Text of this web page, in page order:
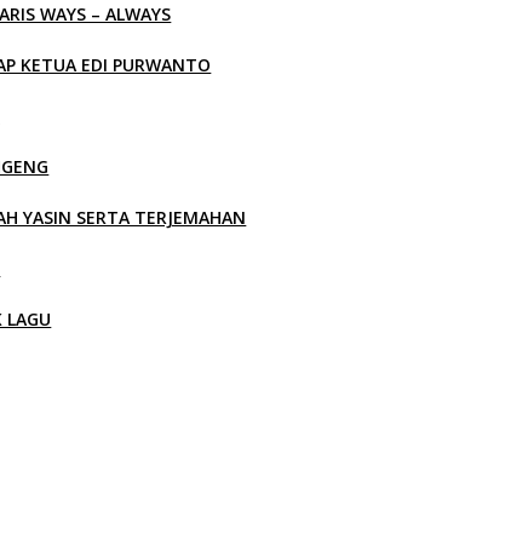
WAYS – ALWAYS
KETUA EDI PURWANTO
YASIN SERTA TERJEMAHAN
LAGU